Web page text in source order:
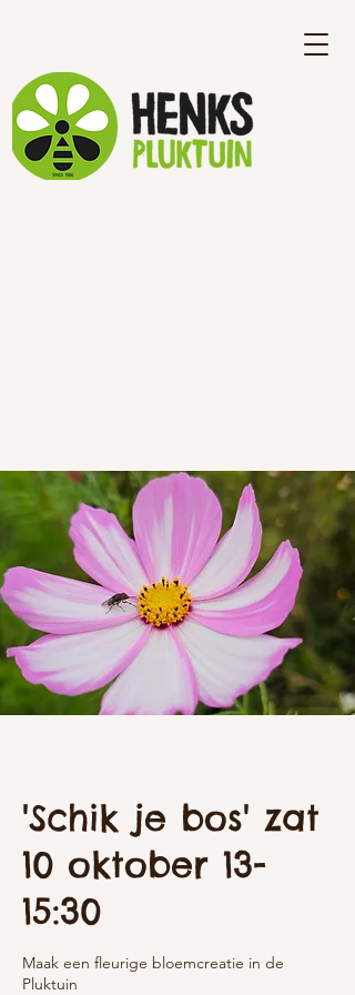
'Schik je bos' zat
10 oktober 13-
15:30
Maak een fleurige bloemcreatie in de
Pluktuin